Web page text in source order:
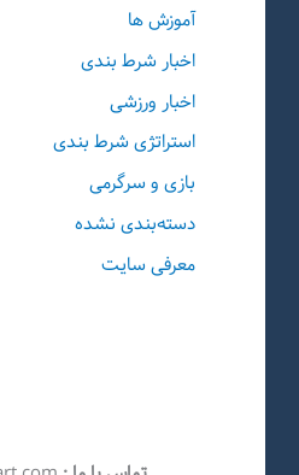
آموزش ها
اخبار شرط بندی
اخبار ورزشی
استراتژی شرط بندی
بازی و سرگرمی
دسته‌بندی نشده
معرفی سایت